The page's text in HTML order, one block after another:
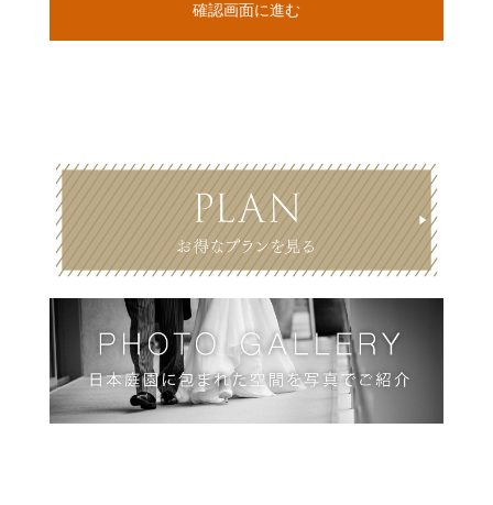
確認画面に進む